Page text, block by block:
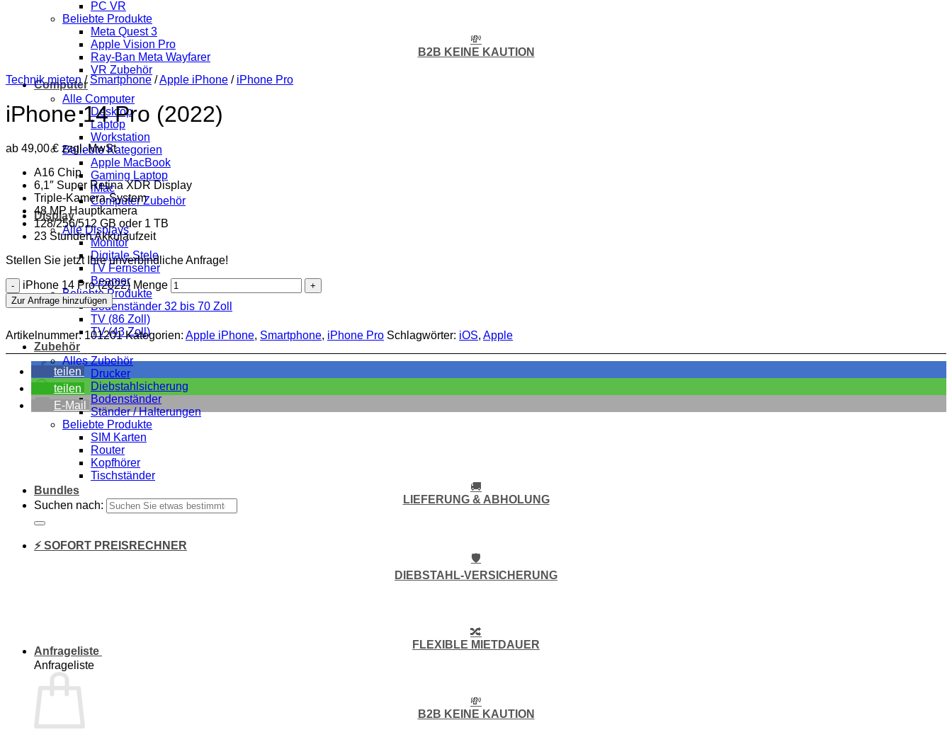
PC VR
Beliebte Produkte
Meta Quest 3
Apple Vision Pro
Ray-Ban Meta Wayfarer
VR Zubehör
Computer
Alle Computer
Desktop
Laptop
Workstation
Beliebte Kategorien
Apple MacBook
Gaming Laptop
iMac
Computer Zubehör
Display
Alle Displays
Monitor
Digitale Stele
TV Fernseher
Beamer
Beliebte Produkte
Bodenständer 32 bis 70 Zoll
TV (86 Zoll)
TV (43 Zoll)
Zubehör
Alles Zubehör
Drucker
Diebstahlsicherung
Bodenständer
Ständer / Halterungen
Beliebte Produkte
SIM Karten
Router
Kopfhörer
Tischständer
Bundles
Suchen nach:
⚡ SOFORT PREISRECHNER
Anfrageliste
Anfrageliste
💸
B2B KEINE KAUTION
Technik mieten / Smartphone /Apple iPhone / iPhone Pro
iPhone 14 Pro (2022)
ab 49,00€ zzgl. MwSt
A16 Chip
6,1″ Super Retina XDR Display
Triple-Kamera-System
48 MP Hauptkamera
128/256/512 GB oder 1 TB
23 Stunden Akkulaufzeit
Stellen Sie jetzt Ihre unverbindliche Anfrage!
iPhone 14 Pro (2022) Menge
Zur Anfrage hinzufügen
Artikelnummer:101201 Kategorien: Apple iPhone, Smartphone, iPhone Pro Schlagwörter: iOS, Apple
teilen
teilen
E-Mail
🚚
LIEFERUNG & ABHOLUNG
🛡️
DIEBSTAHL-VERSICHERUNG
🔀
FLEXIBLE MIETDAUER
💸
B2B KEINE KAUTION